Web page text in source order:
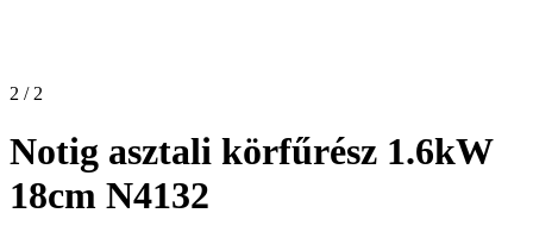
2 / 2
Notig asztali körfűrész 1.6kW
18cm N4132